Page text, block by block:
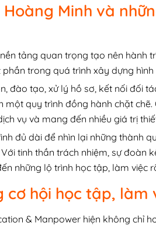
Hoàng Minh và
tảng quan trọng tạo nên hành
trong quá trình xây dựng
đào tạo, xử lý hồ sơ, kết nối đối
một quy trình đồng hành chặt
vụ và mang đến nhiều giá trị
đủ dài để nhìn lại những thành
tinh thần trách nhiệm, sự đoàn
những lộ trình học tập, làm việc
cơ hội học tập,
& Manpower hiện không chỉ